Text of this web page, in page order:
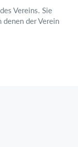
Vereins. Sie
denen der Verein